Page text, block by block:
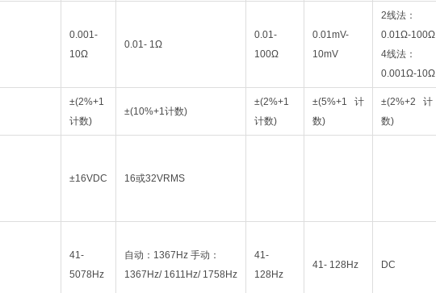
0.001-
10Ω
0.01- 1Ω
0.01-
100Ω
0.01mV-
10mV
2线法：
0.01Ω-100Ω
4线法：
0.001Ω-10Ω
±(2%+1
计数)
±(10%+1计数)
±(2%+1
计数)
±(5%+1 计
数)
±(2%+2 计
数)
±16VDC 16或32VRMS
41-
5078Hz
自动：1367Hz 手动：
1367Hz/ 1611Hz/ 1758Hz
41-
128Hz
41- 128Hz DC